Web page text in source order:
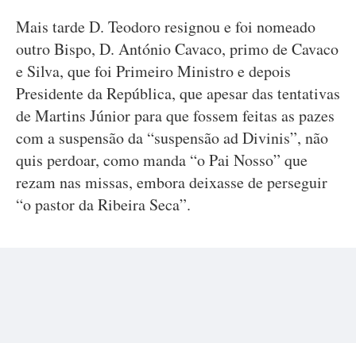
Mais tarde D. Teodoro resignou e foi nomeado
outro Bispo, D. António Cavaco, primo de Cavaco
e Silva, que foi Primeiro Ministro e depois
Presidente da República, que apesar das tentativas
de Martins Júnior para que fossem feitas as pazes
com a suspensão da “suspensão ad Divinis”, não
quis perdoar, como manda “o Pai Nosso” que
rezam nas missas, embora deixasse de perseguir
“o pastor da Ribeira Seca”.